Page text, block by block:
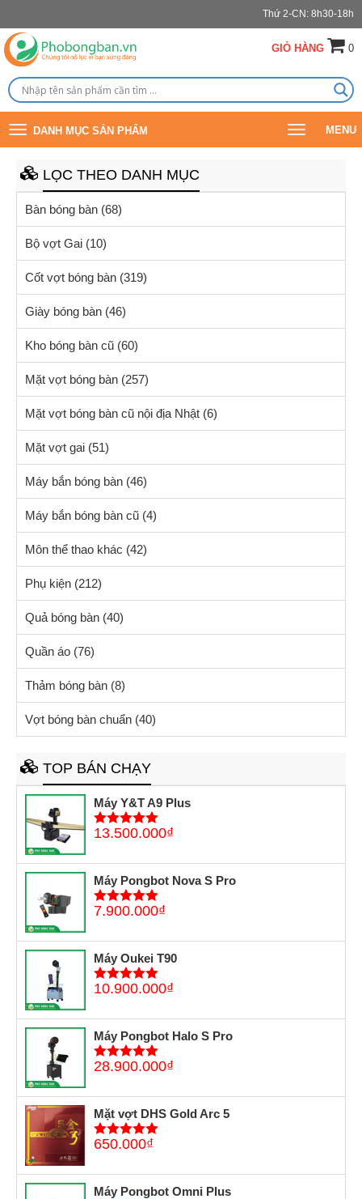
Thứ 2-CN: 8h30-18h
GIỎ HÀNG 0
Toggle
navigation
DANH MỤC SẢN PHẨM
Toggle
navigation
MENU
LỌC THEO DANH MỤC
Bàn bóng bàn (68)
Bộ vợt Gai (10)
Cốt vợt bóng bàn (319)
Giày bóng bàn (46)
Kho bóng bàn cũ (60)
Mặt vợt bóng bàn (257)
Mặt vợt bóng bàn cũ nội địa Nhật (6)
Mặt vợt gai (51)
Máy bắn bóng bàn (46)
Máy bắn bóng bàn cũ (4)
Môn thể thao khác (42)
Phụ kiện (212)
Quả bóng bàn (40)
Quần áo (76)
Thảm bóng bàn (8)
Vợt bóng bàn chuẩn (40)
TOP BÁN CHẠY
Máy Y&T A9 Plus
5trên 5
13.500.000₫
Máy Pongbot Nova S Pro
5 trên 5
7.900.000₫
Máy Oukei T90
5trên 5
10.900.000₫
Máy Pongbot Halo S Pro
5trên 5
28.900.000₫
Mặt vợt DHS Gold Arc 5
5trên 5
650.000₫
Máy Pongbot Omni Plus